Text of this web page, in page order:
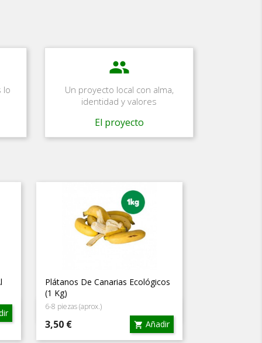
lo
people
Un proyecto local con alma,
identidad y valores
El proyecto
Plátanos De Canarias Ecológicos
(1 Kg)
6-8 piezas (aprox.)
Precio
3,50 €  Añadir
Vista rápida